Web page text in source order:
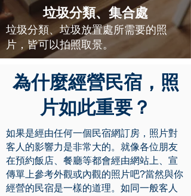
垃圾分類、集合處
垃圾分類、垃圾放置處所需要的照
片，皆可以拍照取景。
為什麼經營民宿，照
片如此重要？
如果是經由任何一個民宿網訂房，照片對
客人的影響力是非常大的。就像各位朋友
在預約飯店、餐廳等都會經由網站上、宣
傳單上參考外觀或內觀的照片吧?當然與你
經營的民宿是一樣的道理。如同一般客人